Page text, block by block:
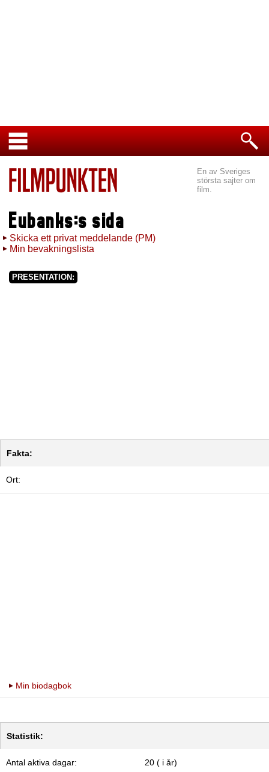
En av Sveriges
största sajter om
film.
Eubanks:s sida
Skicka ett privat meddelande (PM)
Min bevakningslista
PRESENTATION:
Fakta:
Ort:
Min biodagbok
Statistik:
Antal aktiva dagar: 20 ( i år)